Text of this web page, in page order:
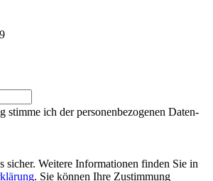
stimme ich der personen­bezogenen Daten­
sicher. Weitere Informationen finden Sie in
. Sie können Ihre Zustimmung